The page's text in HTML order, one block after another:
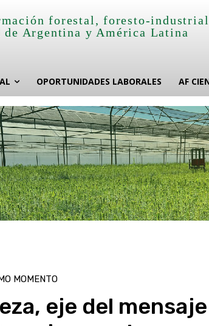
forestal, foresto-industrial
de Argentina y América Latina
OPORTUNIDADES LABORALES AF
MOMENTO
eje del mensaje